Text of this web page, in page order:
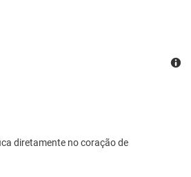
diretamente no coração de